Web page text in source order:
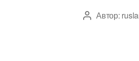
Автор
Автор: